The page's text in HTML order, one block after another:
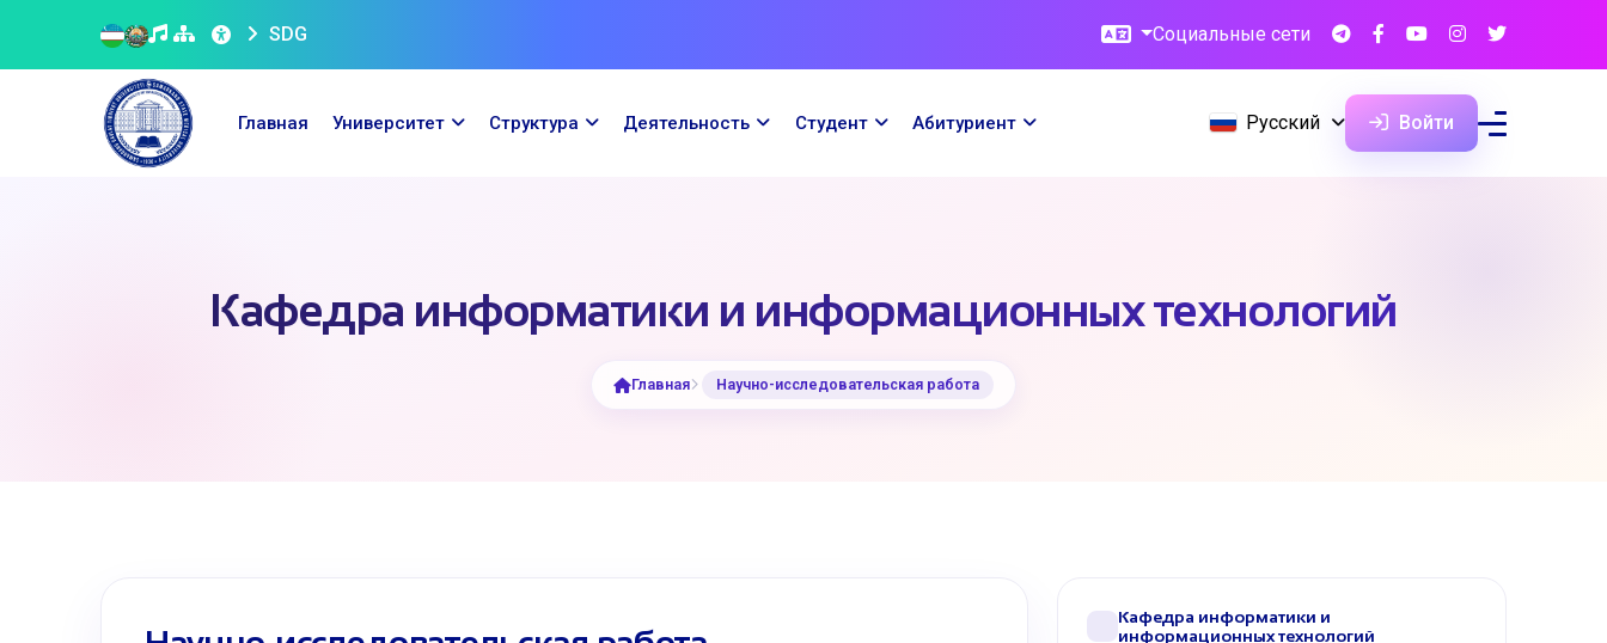
SDG Социальные сети
Главная Университет Структура Деятельность Cтудент Абитуриент Русский Войти
Кафедра информатики и информационных технологий
Главная Научно-исследовательская работа
Кафедра информатики и
информационных технологий